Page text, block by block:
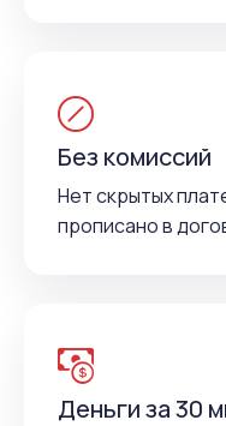
Без комиссий
Нет скрытых
прописано в
Деньги за 30